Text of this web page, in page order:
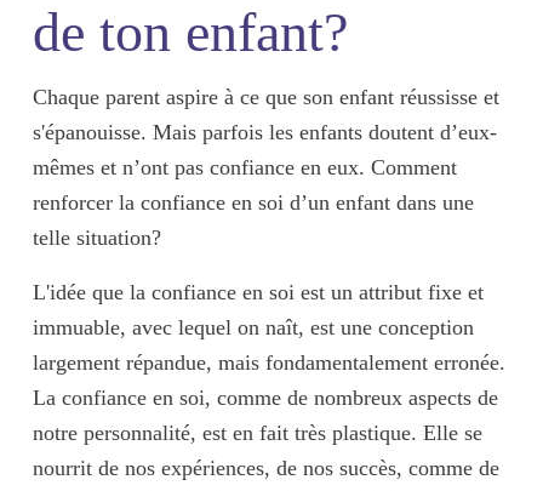
de ton enfant?
Chaque parent aspire à ce que son enfant réussisse et
s'épanouisse. Mais parfois les enfants doutent d’eux-
mêmes et n’ont pas confiance en eux. Comment
renforcer la confiance en soi d’un enfant dans une
telle situation?
L'idée que la confiance en soi est un attribut fixe et
immuable, avec lequel on naît, est une conception
largement répandue, mais fondamentalement erronée.
La confiance en soi, comme de nombreux aspects de
notre personnalité, est en fait très plastique. Elle se
nourrit de nos expériences, de nos succès, comme de